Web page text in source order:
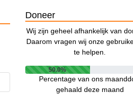
Doneer
Wij zijn geheel afhankelijk van
Daarom vragen wij onze
te helpen.
50.0%
Percentage van ons
gehaald deze maand